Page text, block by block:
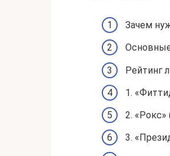
Зачем
Рейтинг
1.
2.
3.